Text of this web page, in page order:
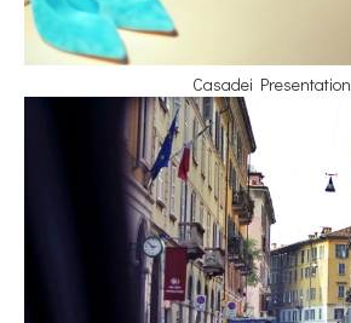
Casadei Presentation